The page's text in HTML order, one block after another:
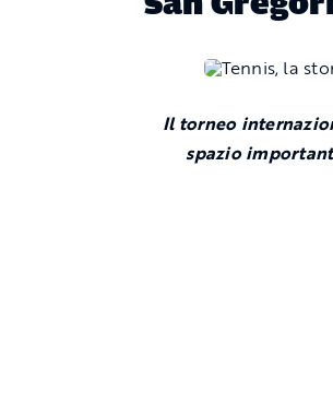
Il torneo
spazio